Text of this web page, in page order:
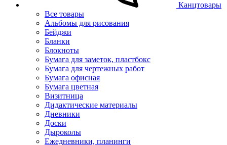
Канцтовары
Все товары
Альбомы для рисования
Бейджи
Бланки
Блокноты
Бумага для заметок, пластбокс
Бумага для чертежных работ
Бумага офисная
Бумага цветная
Визитница
Дидактические материалы
Дневники
Доски
Дыроколы
Ежедневники, планинги